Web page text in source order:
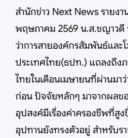
สำนักข่าว Next News รายงา
พฤษภาคม 2569 น.ส.ชญาว
ว่าการสายองค์กรสัมพันธ์และ
ประเทศไทย(ธปท.) แถลงถึง
ไทยในเดือนเมษายนที่ผ่านมา
ก่อน ปัจจัยหลักๆ มาจากผลข
อุปสงค์มีเรื่องค่าครองชีพที่สู
อุปทานยังทรงตัวอยู่ สำหรับร